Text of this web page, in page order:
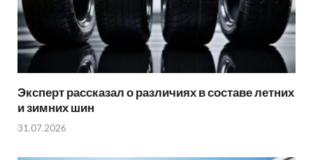
Эксперт рассказал о различиях в составе летних
и зимних шин
31.07.2026